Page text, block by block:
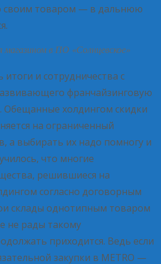
своим товаром — в дальнюю
магазином в ПО «Солнцевское»
и сотрудничества с
франчайзинговую
Обещанные холдингом скидки
на ограниченный
а выбирать их надо помногу и
что многие
решившиеся на
согласно договорным
склады однотипным товаром
не рады такому
приходится. Ведь если
закупки в METRO —